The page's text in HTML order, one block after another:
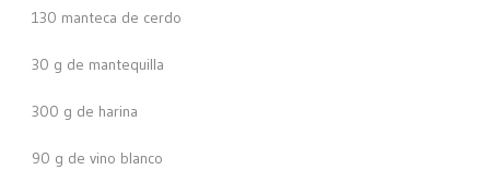
130 manteca de cerdo
30 g de mantequilla
300 g de harina
90 g de vino blanco